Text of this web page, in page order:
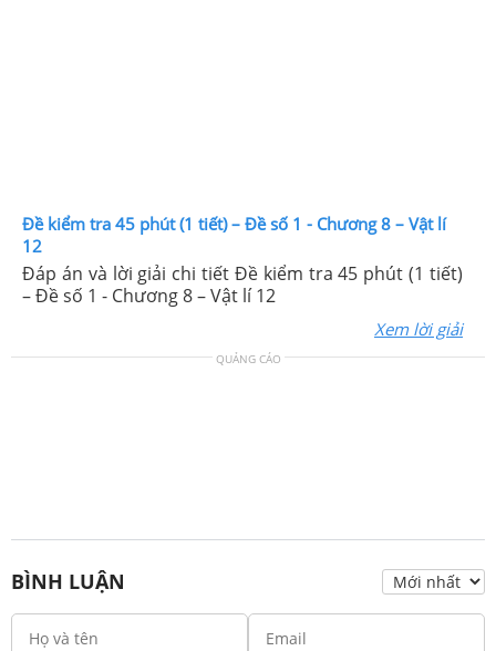
Đề kiểm tra 45 phút (1 tiết) – Đề số 1 - Chương 8 – Vật lí
12
Đáp án và lời giải chi tiết Đề kiểm tra 45 phút (1 tiết)
– Đề số 1 - Chương 8 – Vật lí 12
Xem lời giải
QUẢNG CÁO
BÌNH LUẬN